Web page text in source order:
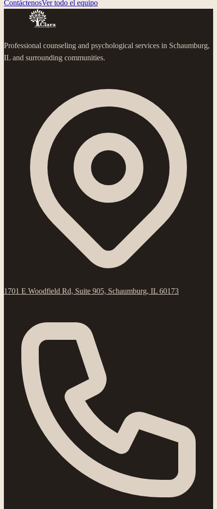
ContáctenosVer todo el equipo
Professional counseling and psychological services in Schaumburg,
IL and surrounding communities.
1701 E Woodfield Rd, Suite 905, Schaumburg, IL 60173